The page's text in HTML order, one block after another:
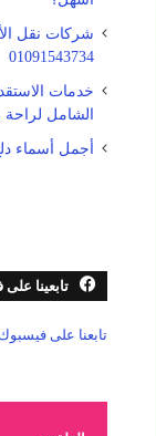
شركات نقل
01091543734
خدمات
الشامل
أجمل أسماء
تابعينا
تابعنا على فيسبوك